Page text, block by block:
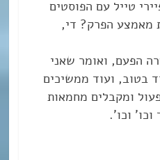
טייל עם הפוסטים
מאמצע הפרק? די,
הפעם, ואומר שאני
בטוב, ועוד ממשיכים
ומקבלים מחמאות
וכו’.